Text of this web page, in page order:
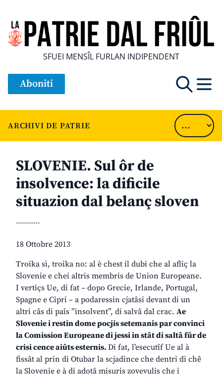
SFUEI MENSÎL FURLAN INDIPENDENT
Aboniti
ARCHIVI DE PATRIE
SLOVENIE. Sul ôr de
insolvence: la dificile
situazion dal belanç sloven
............
18 Ottobre 2013
Troika sì, troika no: al è chest il dubi che al afliç la
Slovenie e chei altris membris de Union Europeane.
I vertiçs Ue, di fat – dopo Grecie, Irlande, Portugal,
Spagne e Cipri – a podaressin cjatâsi devant di un
altri câs di paîs ”insolvent”, di salvâ dal crac. Ae
Slovenie i restin dome pocjis setemanis par convinci
la Comission Europeane di jessi in stât di saltâ fûr de
crisi cence aiûts esternis. Di fat, l’esecutîf Ue al à
fissât al prin di Otubar la scjadince che dentri di chê
la Slovenie e à di adotâ misuris zovevulis che i